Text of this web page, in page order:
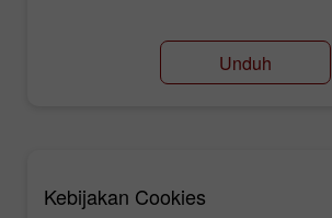
Unduh
Kebijakan Cookies